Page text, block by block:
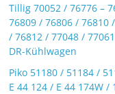
Tillig 70052 / 76776 –
76809 / 76806 / 76810
/ 76812 / 77048 /
DR-Kühlwagen
Piko 51180 / 51184 /
E 44 124 / E 44 174W /